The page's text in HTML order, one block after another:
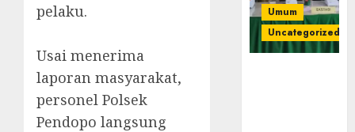
pelaku.
‎Usai menerima
laporan masyarakat,
personel Polsek
Pendopo langsung
Umum
Uncategorized